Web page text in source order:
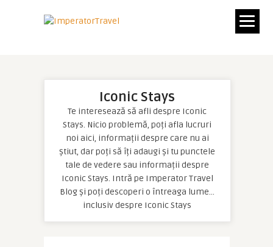
Iconic Stays
Te interesează să afli despre Iconic
Stays. Nicio problemă, poți afla lucruri
noi aici, informații despre care nu ai
știut, dar poți să îți adaugi și tu punctele
tale de vedere sau informații despre
Iconic Stays. Intră pe Imperator Travel
Blog și poți descoperi o întreaga lume…
inclusiv despre Iconic Stays